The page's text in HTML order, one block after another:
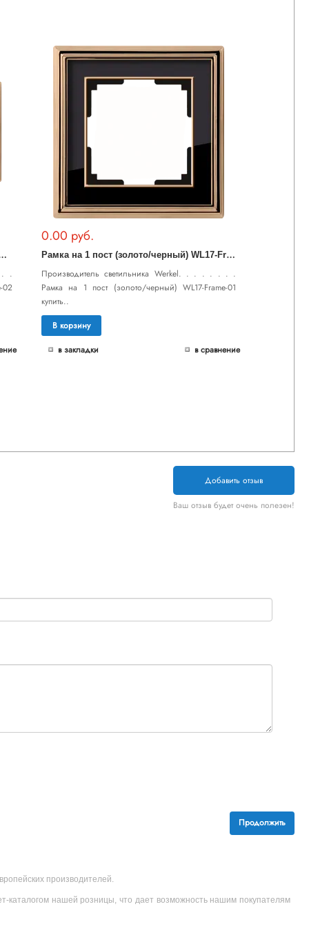
черный) WL17-Frame-02
. .
02
0.00 руб.
Р
амка на 1 пост (золото/черный) WL17-Frame-01
Производитель светильника Werkel. . . . . . . .
Рамка на 1 пост (золото/черный) WL17-Frame-01
купить..
В корзину
в закладки
в сравнение
Добавить отзыв
Ваш отзыв будет очень полезен!
Продолжить
производителей.
каталогом нашей розницы, что дает возможность нашим покупателям